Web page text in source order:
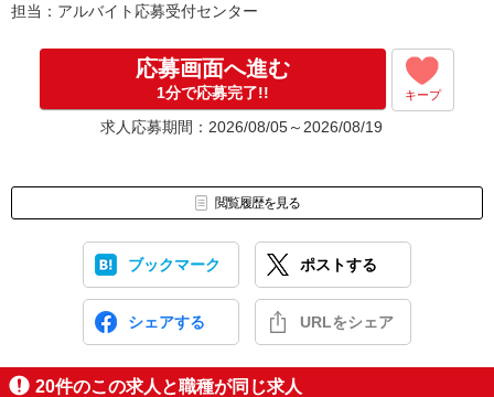
担当：アルバイト応募受付センター
応募画面へ進む
1分で応募完了!! キープ
求人応募期間：2026/08/05～2026/08/19
閲覧履歴を見る
ブックマーク ポストする
シェアする URLをシェア
20件のこの求人と職種が同じ求人